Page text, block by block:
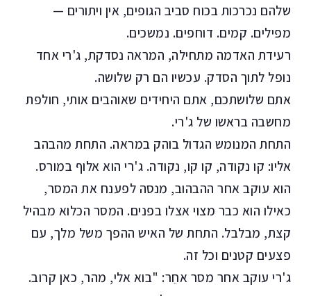
שלהם נכרכות בכוח סביב הגופים, אין ויתורים —
מפילים. קמים. דוחפים. נמשכים.
רעידת האדמה מתחילה, המראה נסדקת, ג'רי אחד
נופל לתוך הסדק. עכשיו הם רק שלושה.
אתם שלושתכם, אתם היחידים שאוהבים אותי, חולפת
מחשבה בראשו של ג'רי.
התחת המנומש הגדול בוהק במראה. התחת מהבהב
אליו: קו נקודה, קו קו, נקודה. ג'רי הוא אלוף במורס.
הוא עוקב אחר ההבהוב, מנסה לפענח את המסר,
כאילו הוא כבר מצוי אצלו בפנים. המסר הכלוא מבהיל
קצת, מבלבל. התחת של האיש ההפך משל מלך, עם
פצעים קטנים וכל זה.
ג'רי עוקב אחר מסר אחֵר: "בוא אלי, מהר, כאן קרוב.